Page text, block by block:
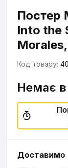
Постер
Into the
Код товару:
Немає в
Доставимо